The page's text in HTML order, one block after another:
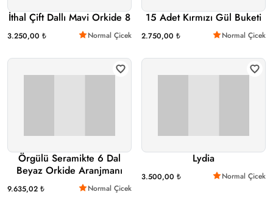
İthal Çift Dallı Mavi Orkide 8
3.250,00 ₺ Normal Çicek
15 Adet Kırmızı Gül Buketi
2.750,00 ₺ Normal Çicek
Örgülü Seramikte 6 Dal
Beyaz Orkide Aranjmanı
9.635,02 ₺ Normal Çicek
Lydia
3.500,00 ₺ Normal Çicek